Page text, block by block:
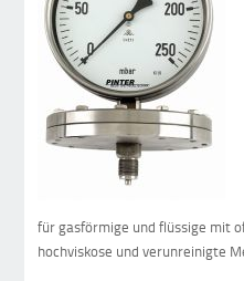
für gasförmige und flüssige mit
hochviskose und verunreinigte